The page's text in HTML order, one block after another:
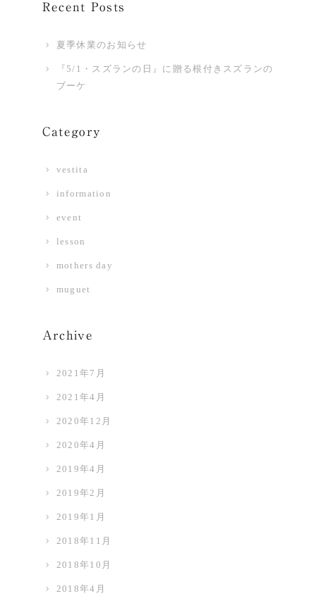
Recent Posts
夏季休業のお知らせ
『5/1・スズランの日』に贈る根付きスズランの
ブーケ
Category
vestita
information
event
lesson
mothers day
muguet
Archive
2021年7月
2021年4月
2020年12月
2020年4月
2019年4月
2019年2月
2019年1月
2018年11月
2018年10月
2018年4月